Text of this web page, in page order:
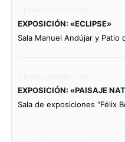
EXPOSICIÓN: «ECLIPSE»
Sala Manuel Andújar y Patio
EXPOSICIÓN: «PAISAJE
Sala de exposiciones "Félix